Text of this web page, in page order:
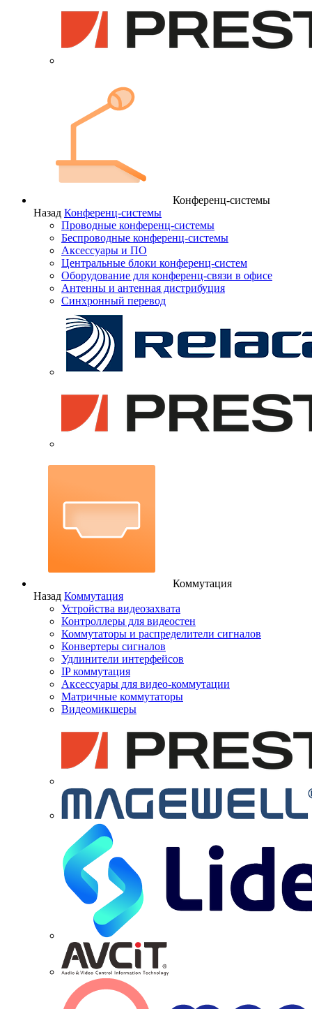
Конференц-системы
Назад Конференц-системы
Проводные конференц-системы
Беспроводные конференц-системы
Аксессуары и ПО
Центральные блоки конференц-систем
Оборудование для конференц-связи в офисе
Антенны и антенная дистрибуция
Синхронный перевод
Коммутация
Назад Коммутация
Устройства видеозахвата
Контроллеры для видеостен
Коммутаторы и распределители сигналов
Конвертеры сигналов
Удлинители интерфейсов
IP коммутация
Аксессуары для видео-коммутации
Матричные коммутаторы
Видеомикшеры